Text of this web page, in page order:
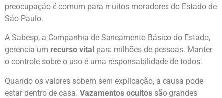
preocupação é comum para muitos moradores do Estado de
São Paulo.
A Sabesp, a Companhia de Saneamento Básico do Estado,
gerencia um recurso vital para milhões de pessoas. Manter
o controle sobre o uso é uma responsabilidade de todos.
Quando os valores sobem sem explicação, a causa pode
estar dentro de casa. Vazamentos ocultos são grandes